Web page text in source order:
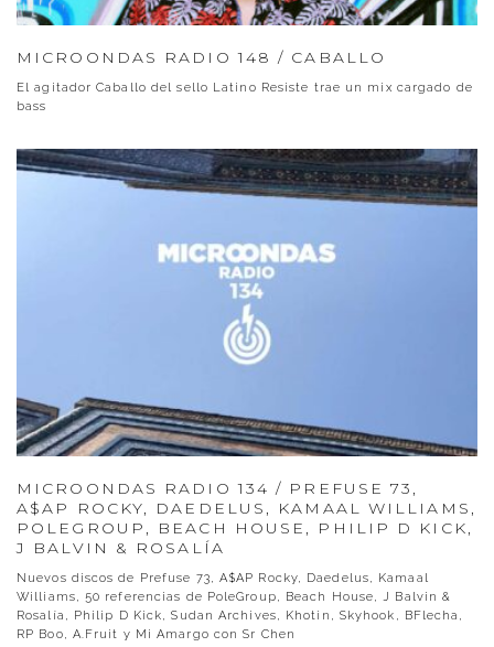
MICROONDAS RADIO 148 / CABALLO
El agitador Caballo del sello Latino Resiste trae un mix cargado de
bass
MICROONDAS RADIO 134 / PREFUSE 73,
A$AP ROCKY, DAEDELUS, KAMAAL WILLIAMS,
POLEGROUP, BEACH HOUSE, PHILIP D KICK,
J BALVIN & ROSALÍA
Nuevos discos de Prefuse 73, A$AP Rocky, Daedelus, Kamaal
Williams, 50 referencias de PoleGroup, Beach House, J Balvin &
Rosalía, Philip D Kick, Sudan Archives, Khotin, Skyhook, BFlecha,
RP Boo, A.Fruit y Mi Amargo con Sr Chen